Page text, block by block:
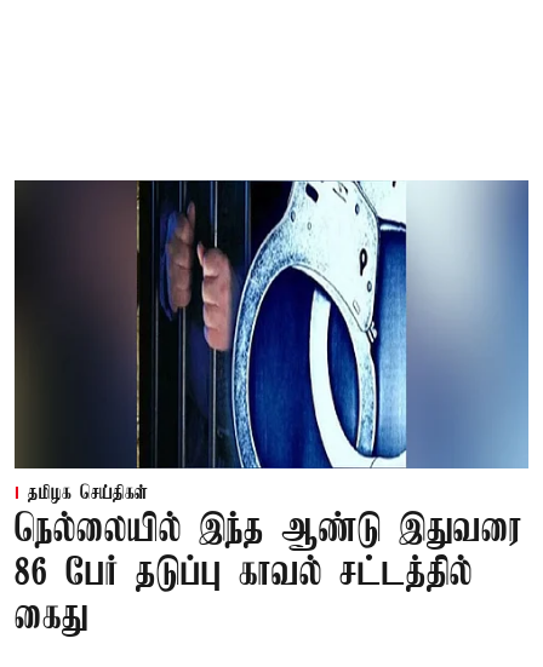
தமிழக செய்திகள்
நெல்லையில் இந்த ஆண்டு இதுவரை
86 பேர் தடுப்பு காவல் சட்டத்தில்
கைது